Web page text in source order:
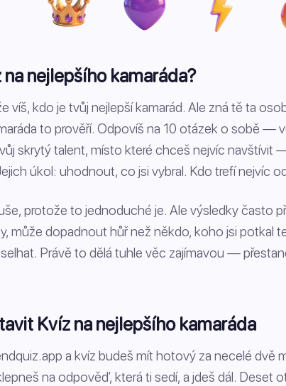
na nejlepšího kamaráda?
víš, kdo je tvůj nejlepší kamarád. Ale zná tě ta
to prověří. Odpovíš na 10 otázek o sobě —
skrytý talent, místo které chceš nejvíc navštívit
úkol: uhodnout, co jsi vybral. Kdo trefí nejvíc
protože to jednoduché je. Ale výsledky často
může dopadnout hůř než někdo, koho jsi potkal
Právě to dělá tuhle věc zajímavou —
Kvíz na nejlepšího kamaráda
a kvíz budeš mít hotový za necelé dvě
na odpověď, která ti sedí, a jdeš dál. Deset